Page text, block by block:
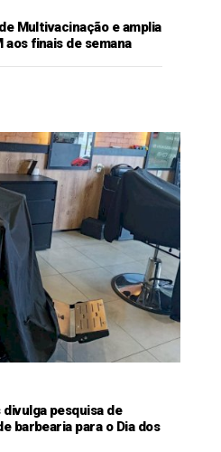
Multivacinação e amplia
finais de semana
pesquisa de
barbearia para o Dia dos